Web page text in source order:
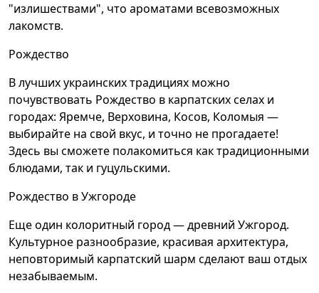
"излишествами", что ароматами всевозможных
лакомств.
Рождество
В лучших украинских традициях можно
почувствовать Рождество в карпатских селах и
городах: Яремче, Верховина, Косов, Коломыя —
выбирайте на свой вкус, и точно не прогадаете!
Здесь вы сможете полакомиться как традиционными
блюдами, так и гуцульскими.
Рождество в Ужгороде
Еще один колоритный город — древний Ужгород.
Культурное разнообразие, красивая архитектура,
неповторимый карпатский шарм сделают ваш отдых
незабываемым.